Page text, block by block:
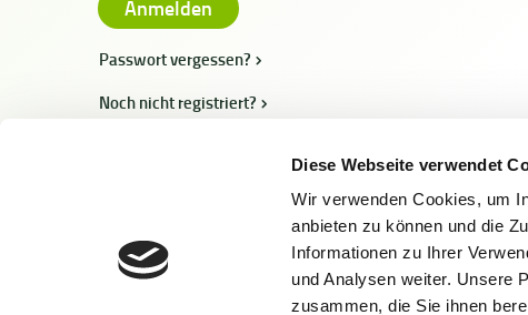
Diese Webseite verwendet
Wir verwenden Cookies, um
anbieten zu können und die
Informationen zu Ihrer
und Analysen weiter. Unsere
zusammen, die Sie ihnen
Passwort vergessen?
Noch nicht registriert?